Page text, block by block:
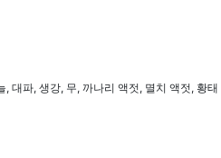
대파, 생강, 무, 까나리 액젓, 멸치 액젓, 황태